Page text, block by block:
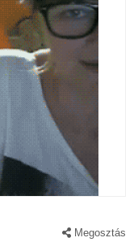
Megosztás